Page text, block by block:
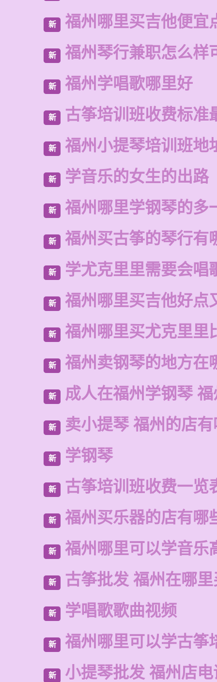
新 福州哪里买吉他便宜
新 福州琴行兼职怎么样
新 福州学唱歌哪里好
新 古筝培训班收费标准
新 福州小提琴培训班地
新 学音乐的女生的出路
新 福州哪里学钢琴的多
新 福州买古筝的琴行有
新 学尤克里里需要会唱
新 福州哪里买吉他好点
新 福州哪里买尤克里里
新 福州卖钢琴的地方在
新 成人在福州学钢琴
新 卖小提琴 福州的店
新 学钢琴
新 古筝培训班收费一览
新 福州买乐器的店有哪
新 福州哪里可以学音乐
新 古筝批发 福州在哪
新 学唱歌歌曲视频
新 福州哪里可以学古筝
新 小提琴批发 福州店